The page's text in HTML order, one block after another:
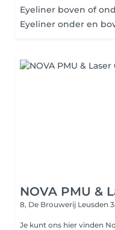
Eyeliner boven of
Eyeliner onder en
NOVA PMU &
8, De Brouwerij Leusden
Je kunt ons hier vinden